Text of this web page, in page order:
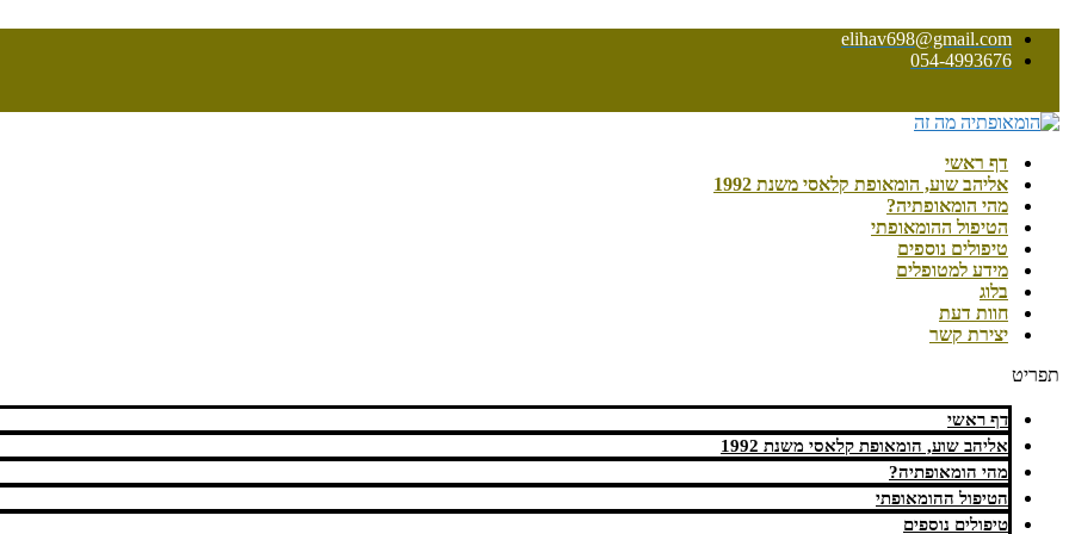
content
elihav698@gmail.com
054-4993676
דף ראשי
אליהב שוע, הומאופת קלאסי משנת 1992
מהי הומאופתיה?
הטיפול ההומאופתי
טיפולים נוספים
מידע למטופלים
בלוג
חוות דעת
יצירת קשר
תפריט
דף ראשי
אליהב שוע, הומאופת קלאסי משנת 1992
מהי הומאופתיה?
הטיפול ההומאופתי
טיפולים נוספים